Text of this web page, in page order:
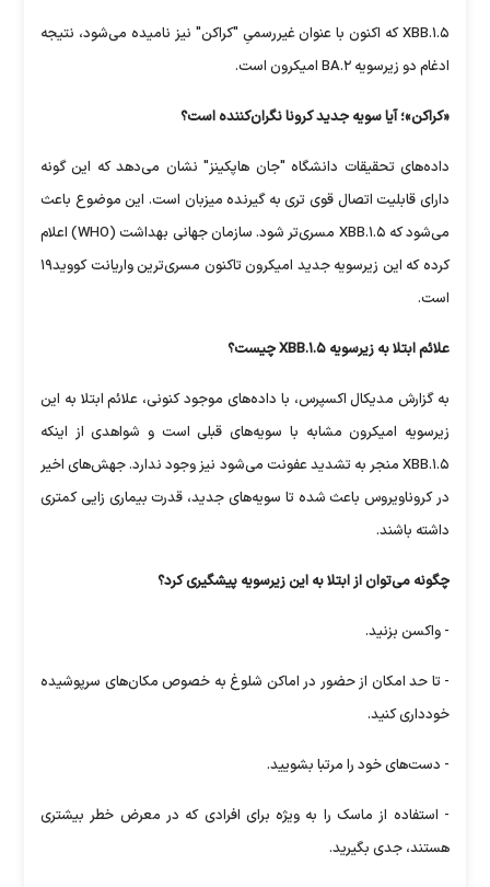
XBB.۱.۵ که اکنون با عنوان غیررسمیِ "کراکن" نیز نامیده می‌شود، نتیجه
ادغام دو زیرسویه BA.۲ امیکرون است.
«کراکن»؛ آیا سویه جدید کرونا نگران‌کننده است؟
داده‌های تحقیقات دانشگاه "جان هاپکینز" نشان می‌دهد که این گونه
دارای قابلیت اتصال قوی تری به گیرنده میزبان است. این موضوع باعث
می‌شود که XBB.۱.۵ مسری‌تر شود. سازمان جهانی بهداشت (WHO) اعلام
کرده که این زیرسویه جدید امیکرون تاکنون مسری‌ترین واریانت کووید۱۹
است.
علائم ابتلا به زیرسویه XBB.۱.۵ چیست؟
به گزارش مدیکال اکسپرس، با داده‌های موجود کنونی، علائم ابتلا به این
زیرسویه امیکرون مشابه با سویه‌های قبلی است و شواهدی از اینکه
XBB.۱.۵ منجر به تشدید عفونت می‌شود نیز وجود ندارد. جهش‌های اخیر
در کروناویروس باعث شده تا سویه‌های جدید، قدرت بیماری زایی کمتری
داشته باشند.
چگونه می‌توان از ابتلا به این زیرسویه پیشگیری کرد؟
- واکسن بزنید.
- تا حد امکان از حضور در اماکن شلوغ به خصوص مکان‌های سرپوشیده
خودداری کنید.
- دست‌های خود را مرتبا بشویید.
- استفاده از ماسک را به ویژه برای افرادی که در معرض خطر بیشتری
هستند، جدی بگیرید.